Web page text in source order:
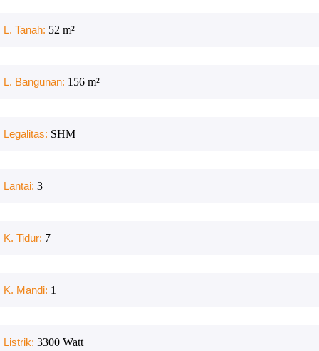
L. Tanah: 52 m²
L. Bangunan: 156 m²
Legalitas: SHM
Lantai: 3
K. Tidur: 7
K. Mandi: 1
Listrik: 3300 Watt